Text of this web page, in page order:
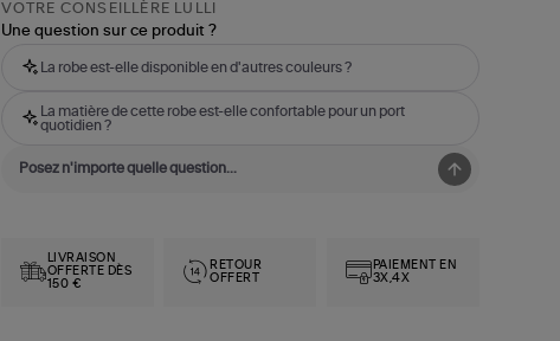
VOTRE CONSEILLÈRE LULLI
Une question sur ce produit ?
La robe est-elle disponible en d'autres couleurs ?
La matière de cette robe est-elle confortable pour un port
quotidien ?
LIVRAISON
OFFERTE DÈS
150 €
RETOUR
OFFERT
PAIEMENT EN
3X,4X